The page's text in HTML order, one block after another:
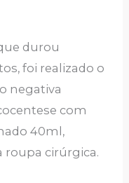
durou
foi realizado o
negativa
com
40ml,
roupa cirúrgica.